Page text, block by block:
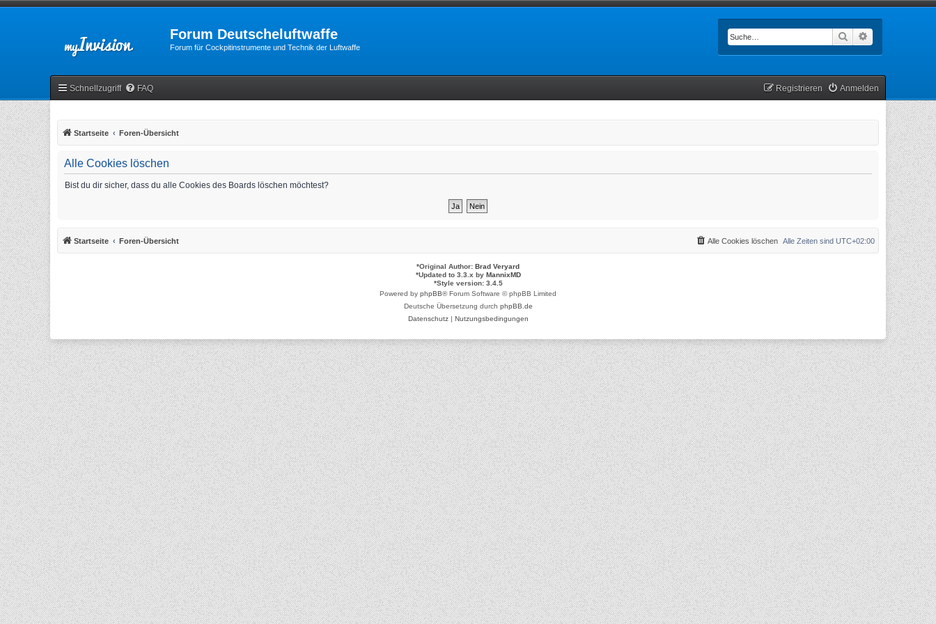
Forum Deutscheluftwaffe
Forum für Cockpitinstrumente und Technik der Luftwaffe
Suche
Schnellzugriff FAQ Anmelden
Registrieren
Startseite Foren-Übersicht
Alle Cookies löschen
Bist du dir sicher, dass du alle Cookies des Boards löschen möchtest?
Startseite Foren-Übersicht Alle Zeiten sind UTC+02:00
Alle Cookies löschen
*Original Author: Brad Veryard
*Updated to 3.3.x by MannixMD
*Style version: 3.4.5
Powered by phpBB® Forum Software © phpBB Limited
Deutsche Übersetzung durch phpBB.de
Datenschutz| Nutzungsbedingungen